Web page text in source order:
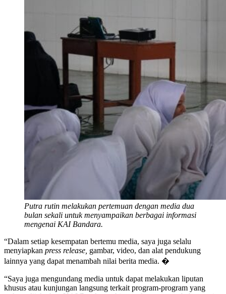
Putra rutin melakukan pertemuan dengan media dua
bulan sekali untuk menyampaikan berbagai informasi
mengenai KAI Bandara.
“Dalam setiap kesempatan bertemu media, saya juga selalu
menyiapkan press release, gambar, video, dan alat pendukung
lainnya yang dapat menambah nilai berita media. �
“Saya juga mengundang media untuk dapat melakukan liputan
khusus atau kunjungan langsung terkait program-program yang